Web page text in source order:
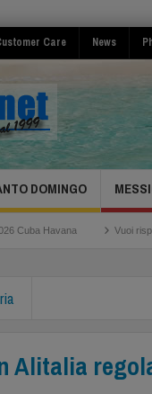
Care News
DOMINGO
Vuoi risparmiare per il
Alitalia